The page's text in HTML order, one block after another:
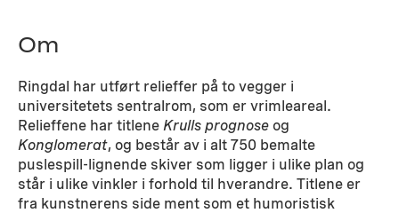
Om
Ringdal har utført relieffer på to vegger i
universitetets sentralrom, som er vrimleareal.
Relieffene har titlene Krulls prognose og
Konglomerat, og består av i alt 750 bemalte
puslespill-lignende skiver som ligger i ulike plan og
står i ulike vinkler i forhold til hverandre. Titlene er
fra kunstnerens side ment som et humoristisk